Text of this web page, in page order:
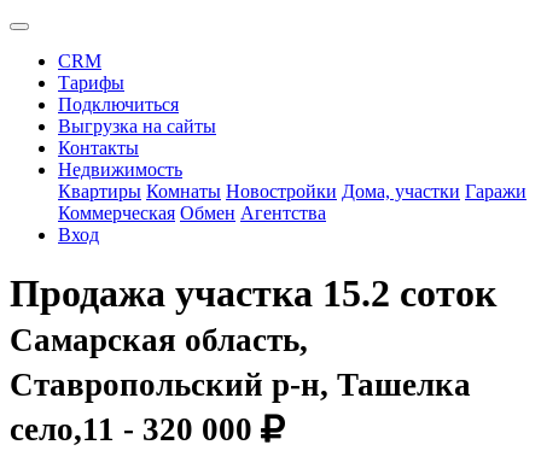
CRM
Тарифы
Подключиться
Выгрузка на сайты
Контакты
Недвижимость
Квартиры Комнаты Новостройки Дома, участки Гаражи
Коммерческая Обмен Агентства
Вход
Продажа участка 15.2 соток
Самарская область,
Ставропольский р-н, Ташелка
село,11 - 320 000